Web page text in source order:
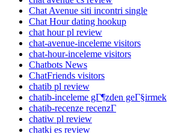
Chat Avenue siti incontri single
Chat Hour dating hookup
chat hour pl review
chat-avenue-inceleme visitors
chat-hour-inceleme visitors
Chatbots News
ChatFriends visitors
chatib pl review
chatib-inceleme gГ¶zden geГ§irmek
chatib-recenze recenzГ­
chatiw pl review
chatki es review